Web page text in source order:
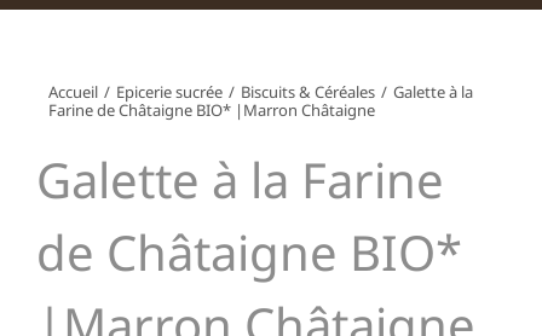
Accueil / Epicerie sucrée / Biscuits & Céréales / Galette à la
Farine de Châtaigne BIO* |Marron Châtaigne
Galette à la Farine
de Châtaigne BIO*